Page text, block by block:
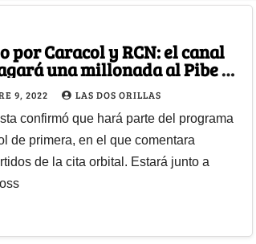
por Caracol y RCN: el canal
una millonada al Pibe y
al mundial
9, 2022 LAS DOS ORILLAS
confirmó que hará parte del programa
de primera, en el que comentara
de la cita orbital. Estará junto a